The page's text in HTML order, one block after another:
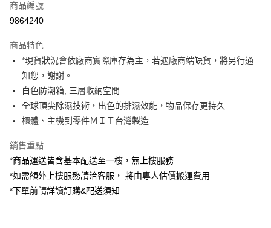
信用卡分期付款
合作金庫商業銀行
華南商業銀行
彰化商業銀行
上海商業儲蓄銀行
國泰世華商業銀行
臺灣中小企業銀行
台中商業銀行
匯豐（台灣）商業銀行
聯邦商業銀行
遠東國際商業銀行
元大商業銀行
台新國際商業銀行
中國信託商業銀行
台灣樂天信用卡公司
6 期 0 利率 每期
華南商業銀行
上海商業儲蓄銀行
國泰世華商業銀行
兆豐國際商業銀行
臺灣中小企業銀行
台中商業銀行
聯邦商業銀行
元大商業銀行
永豐商業銀行
玉山商業銀行
星展（台灣）商業銀行
台灣樂天信用卡公司
12 期 0 利率 每期 NT$415 21家銀行
合作金庫商業銀行
上海商業儲蓄銀行
台北富邦商業銀行
國泰世華商業銀行
兆豐國際商業銀行
匯豐（台灣）商業銀行
聯邦商業銀行
遠東國際商業銀行
元大商業銀行
永豐商業銀行
玉山商業銀行
LINE Pay
Apple Pay
悠遊付
Google Pay
商品編號
9864240
商品特色
*現貨狀況會依廠商實際庫存為主，若遇廠商端缺貨，將另行通
知您，謝謝。
白色防潮箱, 三層收納空間
全球頂尖除濕技術，出色的排濕效能，物品保存更持久
櫃體、主機到零件ＭＩＴ台灣製造
銷售重點
*商品運送皆含基本配送至一樓，無上樓服務
*如需額外上樓服務請洽客服， 將由專人估價搬運費用
*下單前請詳讀訂購&配送須知